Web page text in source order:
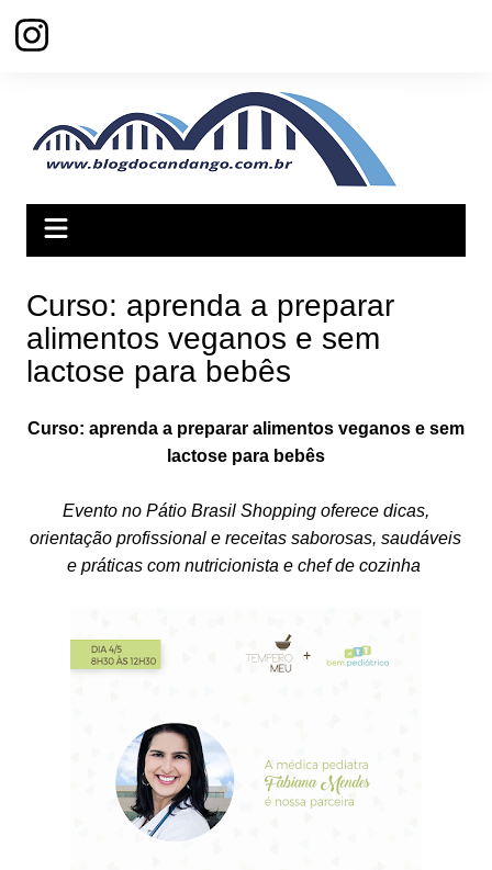
para
Curso: aprenda a preparar
alimentos veganos e sem
lactose para bebês
Curso: aprenda a preparar alimentos veganos e sem
lactose para bebês
Evento no Pátio Brasil Shopping oferece dicas,
orientação profissional e receitas saborosas, saudáveis
e práticas com nutricionista e chef de cozinha